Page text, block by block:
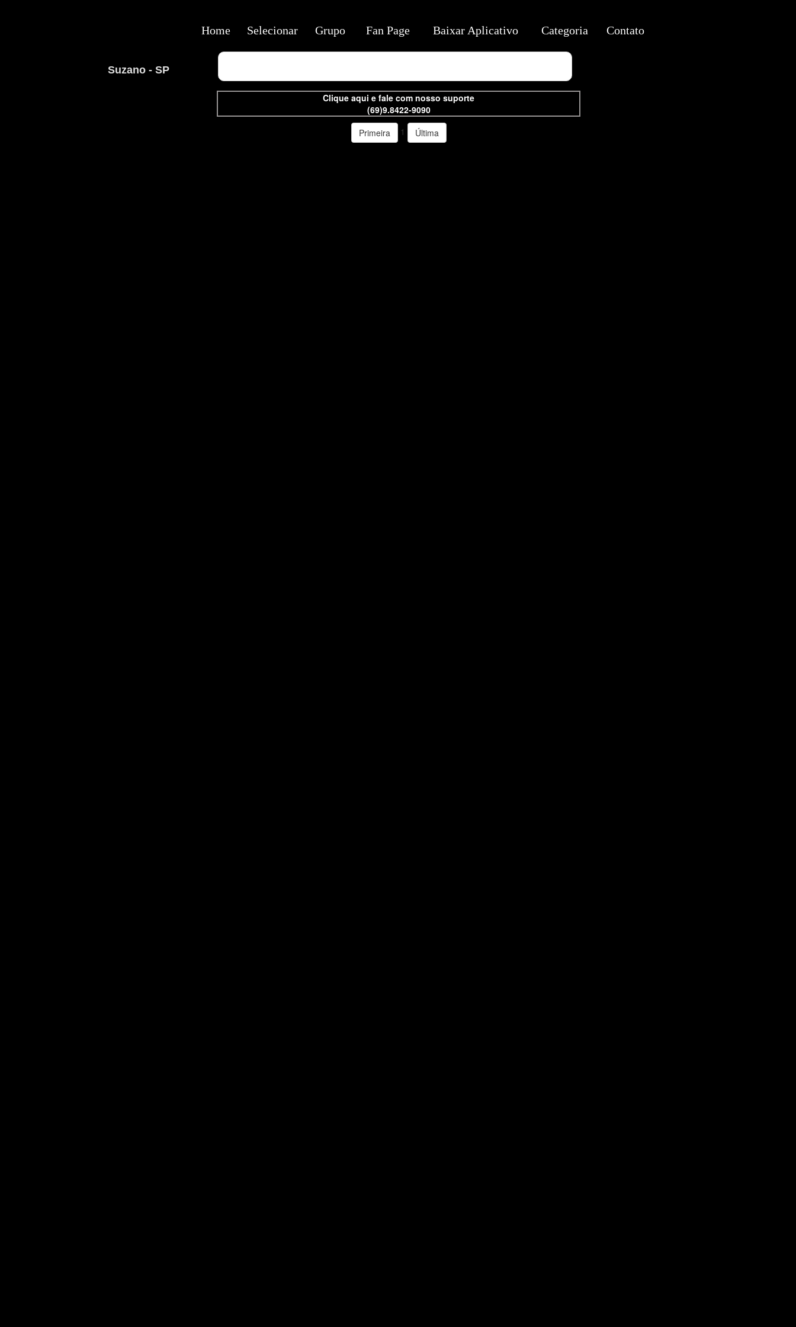
Suzano - SP
Clique aqui e fale com nosso suporte
(69)9.8422-9090
Primeira
1 Última
Home Selecionar Grupo Fan Page Baixar Aplicativo Categoria Contato